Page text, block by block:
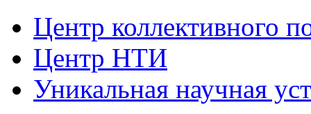
Центр коллективного
Центр НТИ
Уникальная научная